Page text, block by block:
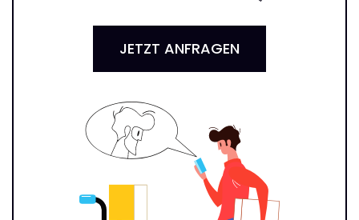
JETZT ANFRAGEN